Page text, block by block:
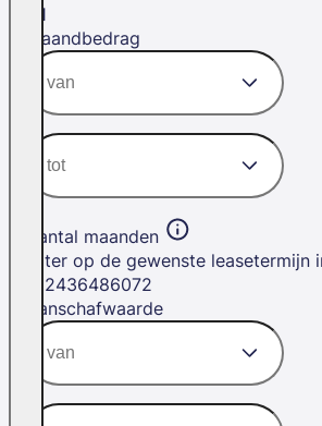
H1
Maandbedrag
Aantal maanden
Filter op de gewenste leasetermijn
2436486072
Aanschafwaarde